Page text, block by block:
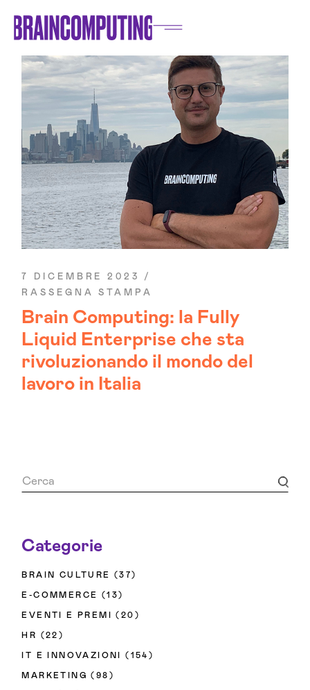
7 DICEMBRE 2023
RASSEGNA STAMPA
Brain Computing: la Fully
Liquid Enterprise che sta
rivoluzionando il mondo del
lavoro in Italia
Categorie
BRAIN CULTURE (37)
E-COMMERCE (13)
EVENTI E PREMI (20)
HR (22)
IT E INNOVAZIONI (154)
MARKETING (98)